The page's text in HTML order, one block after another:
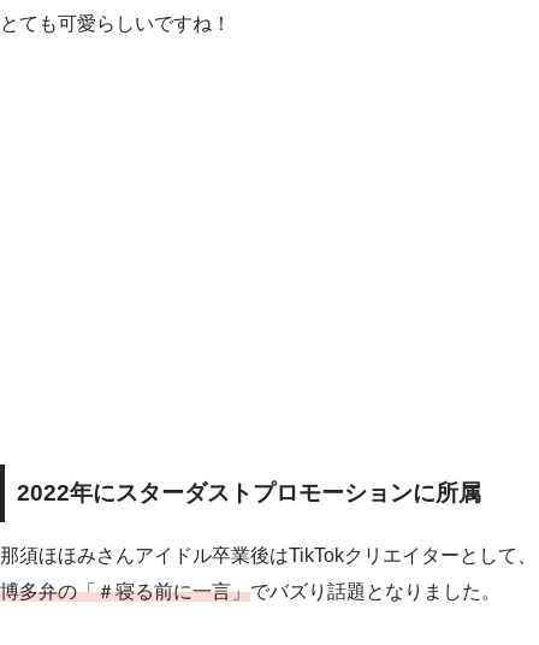
とても可愛らしいですね！
2022年にスターダストプロモーションに所属
那須ほほみさんアイドル卒業後はTikTokクリエイターとして、
博多弁の「＃寝る前に一言」でバズり話題となりました。